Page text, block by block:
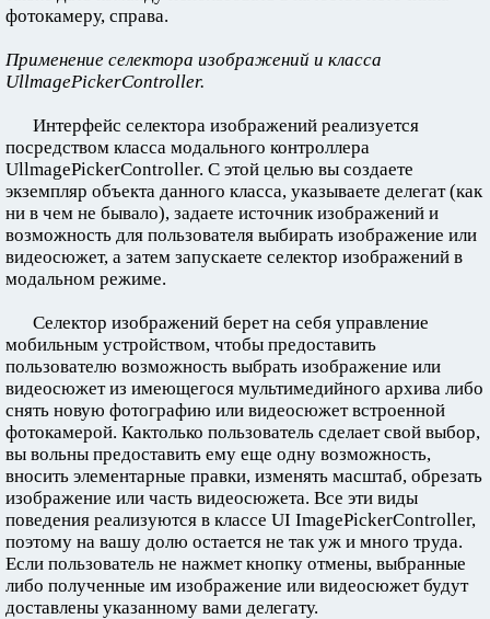
фотокамеру, справа.
Применение селектора изображений и класса
UllmagePickerController.
Интерфейс селектора изображений реализуется
посредством класса модального контроллера
UllmagePickerController. С этой целью вы создаете
экземпляр объекта данного класса, указываете делегат (как
ни в чем не бывало), задаете источник изображений и
возможность для пользователя выбирать изображение или
видеосюжет, а затем запускаете селектор изображений в
модальном режиме.
Селектор изображений берет на себя управление
мобильным устройством, чтобы предоставить
пользователю возможность выбрать изображение или
видеосюжет из имеющегося мультимедийного архива либо
снять новую фотографию или видеосюжет встроенной
фотокамерой. Кактолько пользователь сделает свой выбор,
вы вольны предоставить ему еще одну возможность,
вносить элементарные правки, изменять масштаб, обрезать
изображение или часть видеосюжета. Все эти виды
поведения реализуются в классе UI ImagePickerController,
поэтому на вашу долю остается не так уж и много труда.
Если пользователь не нажмет кнопку отмены, выбранные
либо полученные им изображение или видеосюжет будут
доставлены указанному вами делегату.